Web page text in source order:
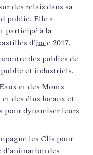
des relais dans sa
public. Elle a
participé à la
d’iode 2017.
des publics de
et industriels.
et des Monts
des élus locaux et
pour dynamiser leurs
les Clis pour
des